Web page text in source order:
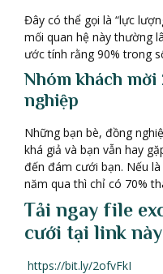
Đây có thể gọi là “lực
mối quan hệ này thường
ước tính rằng 90% trong
Nhóm khách mời
nghiệp
Những bạn bè, đồng
khá giả và bạn vẫn hay
đến đám cưới bạn. Nếu
năm qua thì chỉ có 70%
Tải ngay file
cưới tại link
https://bit.ly/2ofvFkI